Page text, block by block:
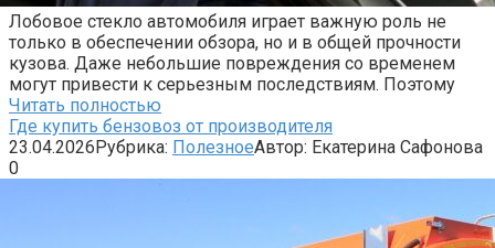
Лобовое стекло автомобиля играет важную роль не
только в обеспечении обзора, но и в общей прочности
кузова. Даже небольшие повреждения со временем
могут привести к серьезным последствиям. Поэтому
Читать полностью
Где купить бензовоз от производителя
23.04.2026Рубрика: ПолезноеАвтор: Екатерина Сафонова
0